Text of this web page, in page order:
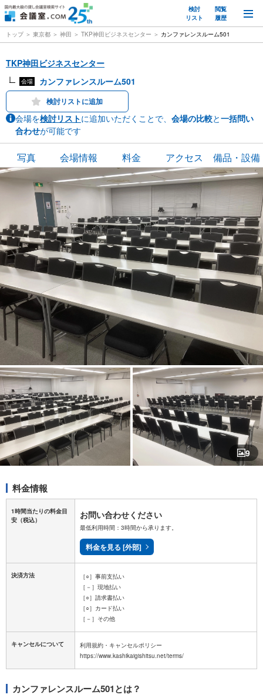
検討
リスト
閲覧
履歴
トップ 東京都 神田 TKP神田ビジネスセンター カンファレンスルーム501
TKP神田ビジネスセンター
会場 カンファレンスルーム501
検討リストに追加
会場を検討リストに追加いただくことで、 会場の比較と一括問い
合わせが可能です
写真 会場情報 料金 アクセス 備品・設備
9
料金情報
1時間当たりの料金目
安 （税込） お問い合わせください
最低利用時間：3時間から承ります。
料金を見る [外部]
決済方法
［○］事前支払い
［－］現地払い
［○］請求書払い
［○］カード払い
［－］その他
キャンセルについて
利用規約・キャンセルポリシー
カンファレンスルーム501とは？